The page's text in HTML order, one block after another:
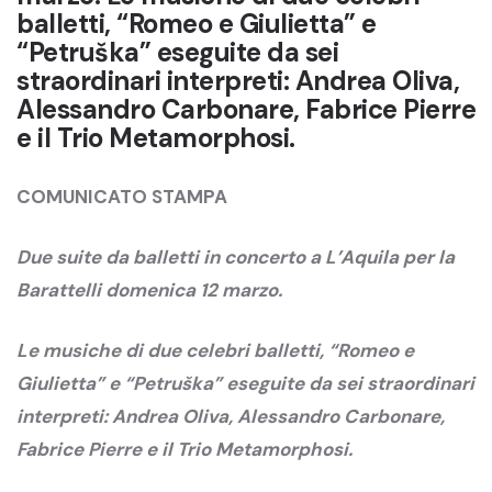
balletti, “Romeo e Giulietta” e
“Petruška” eseguite da sei
straordinari interpreti: Andrea Oliva,
Alessandro Carbonare, Fabrice Pierre
e il Trio Metamorphosi.
COMUNICATO STAMPA
Due suite da balletti in concerto a L’Aquila per la
Barattelli domenica 12 marzo.
Le musiche di due celebri balletti, “Romeo e
Giulietta” e “Petruška” eseguite da sei straordinari
interpreti: Andrea Oliva, Alessandro Carbonare,
Fabrice Pierre e il Trio Metamorphosi.